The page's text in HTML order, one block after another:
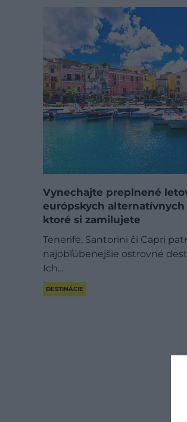
Vynechajte preplnené
európskych alternatívnych
ktoré si zamilujete
Tenerife, Santorini či Capri
najobľúbenejšie ostrovné
Ich…
DESTINÁCIE